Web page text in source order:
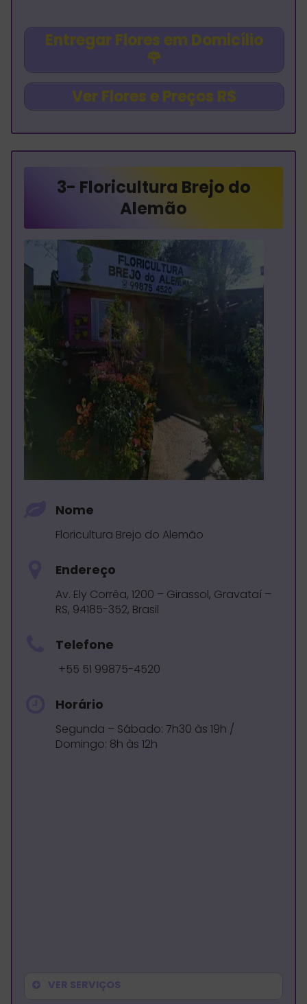
Entregar Flores em Domicílio
🌹
Ver Flores e Preços R$
3- Floricultura Brejo do
Alemão
Nome
Floricultura Brejo do Alemão
Endereço
Av. Ely Corrêa, 1200 – Girassol, Gravataí –
RS, 94185-352, Brasil
Telefone
+55 51 99875-4520
Horário
Segunda – Sábado: 7h30 às 19h /
Domingo: 8h às 12h
VER SERVIÇOS